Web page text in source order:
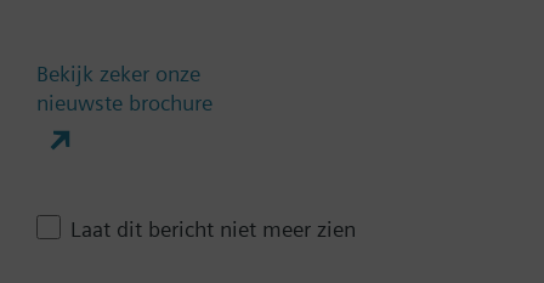
Bekijk zeker onze
nieuwste brochure
Laat dit bericht niet meer zien
Contact
Verander regio